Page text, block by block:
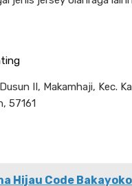
II, Makamhaji, Kec.
57161
Hijau Code